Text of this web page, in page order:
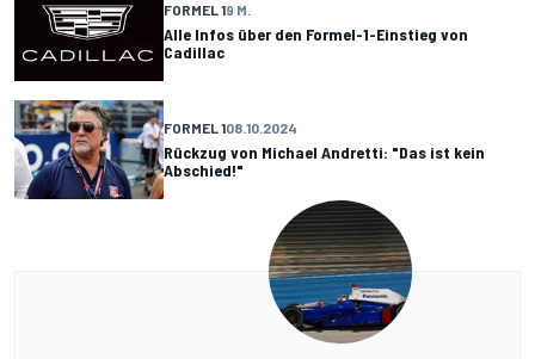
FORMEL 19 M.
Alle Infos über den Formel-1-Einstieg von
Cadillac
FORMEL 108.10.2024
Rückzug von Michael Andretti: "Das ist kein
Abschied!"